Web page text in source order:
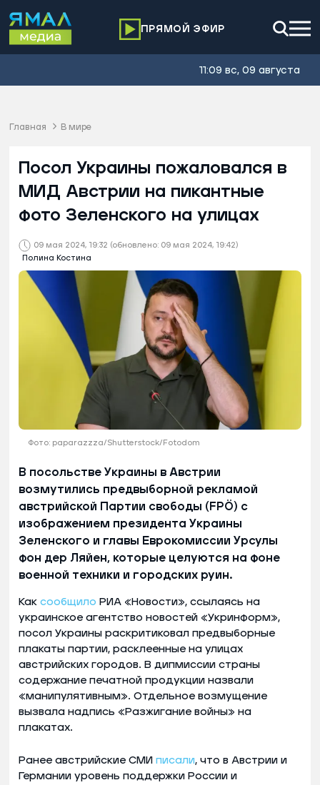
ПРЯМОЙ ЭФИР
11:09 вс, 09 августа
Главная В мире
09 мая 2024, 19:32 (обновлено: 09 мая 2024, 19:42)
Полина Костина
Посол Украины пожаловался в
МИД Австрии на пикантные
фото Зеленского на улицах
Фото: paparazzza/Shutterstock/Fotodom
В посольстве Украины в Австрии
возмутились предвыборной рекламой
австрийской Партии свободы (FPÖ) с
изображением президента Украины
Зеленского и главы Еврокомиссии Урсулы
фон дер Ляйен, которые целуются на фоне
военной техники и городских руин.
Как сообщило РИА «Новости», ссылаясь на
украинское агентство новостей «Укринформ»,
посол Украины раскритиковал предвыборные
плакаты партии, расклеенные на улицах
австрийских городов. В дипмиссии страны
содержание печатной продукции назвали
«манипулятивным». Отдельное возмущение
вызвала надпись «Разжигание войны» на
плакатах.
Ранее австрийские СМИ писали, что в Австрии и
Германии уровень поддержки России и